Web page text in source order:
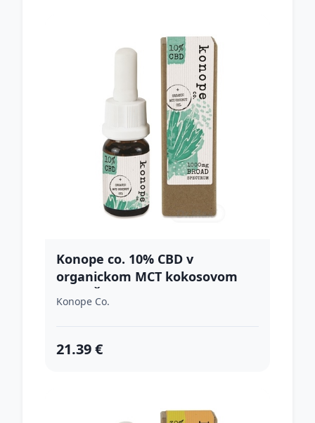
Konope co. 10% CBD v
organickom MCT kokosovom
oleji - Široké Spektrum 1000mg
Konope Co.
21.39 €